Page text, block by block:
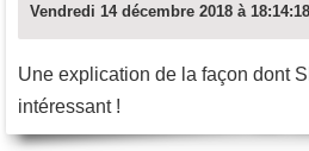
Vendredi 14 décembre 2018 à 18:14:18
Une explication de la façon dont
intéressant !